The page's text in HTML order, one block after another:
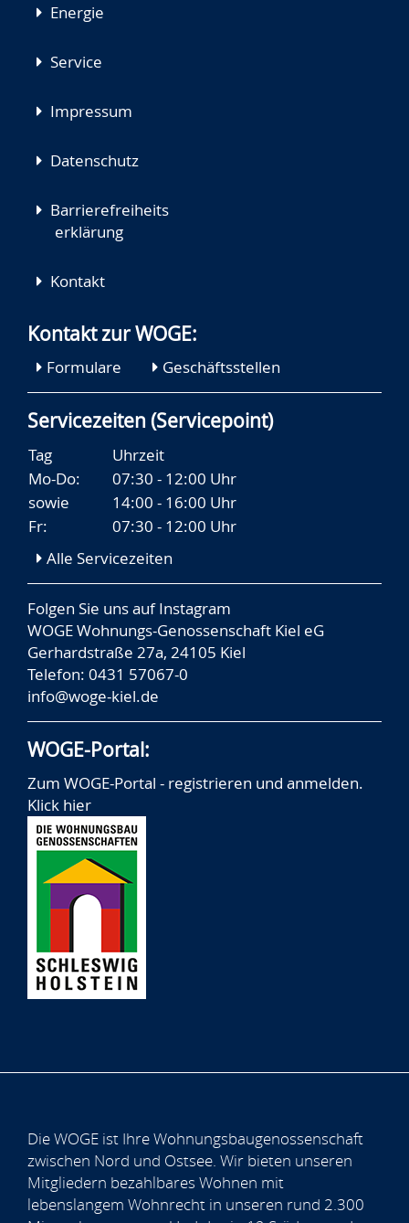
Energie
Service
Impressum
Datenschutz
Barrierefreiheits
erklärung
Kontakt
Kontakt zur WOGE:
Formulare Geschäftsstellen
Servicezeiten (Servicepoint)
Tag
Uhrzeit
Mo-Do:
07:30 - 12:00 Uhr
sowie
14:00 - 16:00 Uhr
Fr:
07:30 - 12:00 Uhr
Alle Servicezeiten
Folgen Sie uns aufInstagram
WOGE Wohnungs-Genossenschaft Kiel eG
Gerhardstraße 27a, 24105 Kiel
Telefon: 0431 57067-0
info@woge-kiel.de
WOGE-Portal:
Zum WOGE-Portal - registrieren und anmelden.
Klick hier
Die WOGE ist Ihre Wohnungsbaugenossenschaft
zwischen Nord und Ostsee. Wir bieten unseren
Mitgliedern bezahlbares Wohnen mit
lebenslangem Wohnrecht in unseren rund 2.300